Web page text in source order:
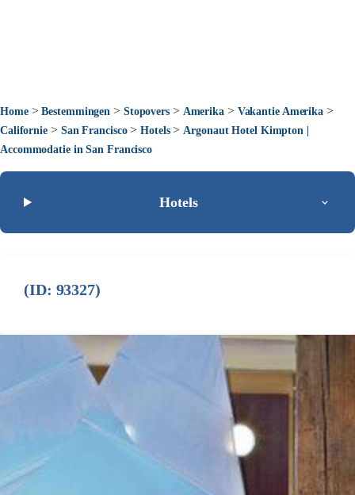
Home>Bestemmingen > Stopovers> Amerika> Vakantie Amerika >
Californie > San Francisco>Hotels> Argonaut Hotel Kimpton |
Accommodatie in San Francisco
Hotels
(ID: 93327)